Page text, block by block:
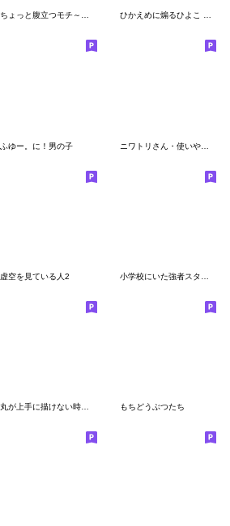
ちょっと腹立つモチ～色～ ひかえめに煽るひよこ ３～小学校編～
ふゆー。に！男の子 ニワトリさん・使いやすそう編
虚空を見ている人2
丸が上手に描けない時に現れる幻のアイツ02 もちどうぶつたち